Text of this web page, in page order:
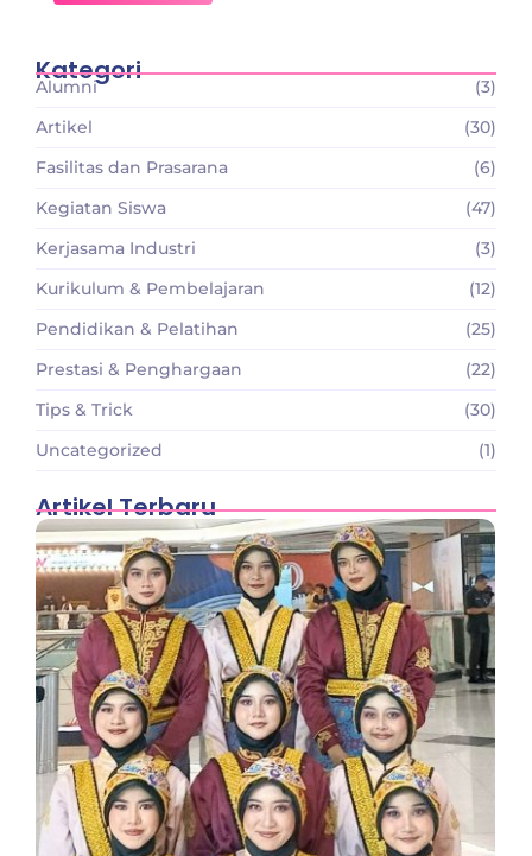
Kategori
Alumni
(3)
Artikel
(30)
Fasilitas dan Prasarana
(6)
Kegiatan Siswa
(47)
Kerjasama Industri
(3)
Kurikulum & Pembelajaran
(12)
Pendidikan & Pelatihan
(25)
Prestasi & Penghargaan
(22)
Tips & Trick
(30)
Uncategorized
(1)
Artikel Terbaru